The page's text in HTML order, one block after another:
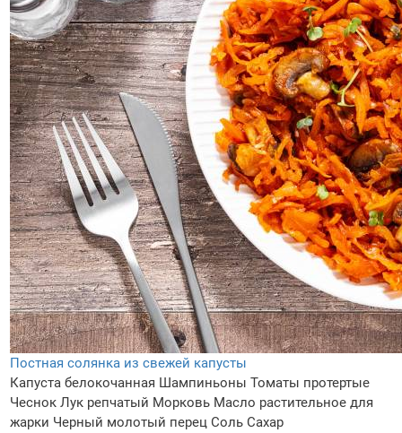
Постная солянка из свежей капусты
Капуста белокочанная Шампиньоны Томаты протертые
Чеснок Лук репчатый Морковь Масло растительное для
жарки Черный молотый перец Соль Сахар